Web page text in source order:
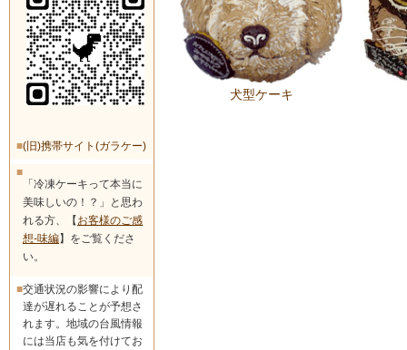
■(旧)携帯サイト(ガラケー)
■
「冷凍ケーキって本当に
美味しいの！？」と思わ
れる方、【 お客様のご感
想-味編】をご覧くださ
い。
■交通状況の影響により配
達が遅れることが予想さ
れます。地域の台風情報
には当店も気を付けてお
犬型ケーキ